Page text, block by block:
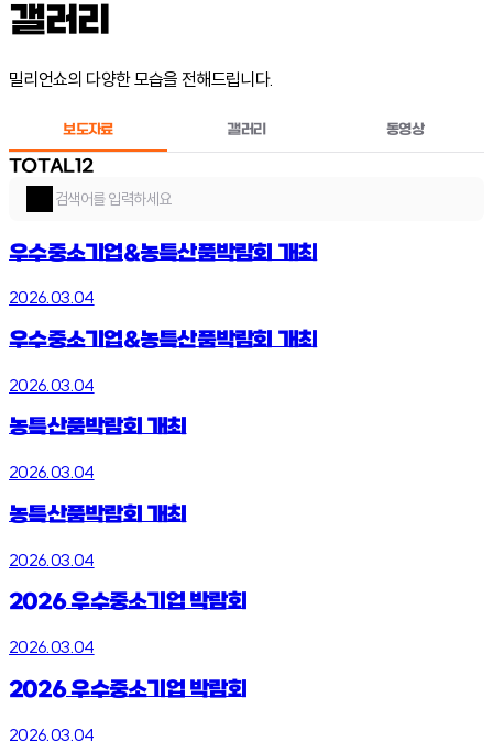
갤러리
밀리언쇼의 다양한 모습을 전해드립니다.
보도자료 갤러리 동영상
TOTAL12
우수중소기업&농특산품박람회 개최
2026.03.04
우수중소기업&농특산품박람회 개최
2026.03.04
농특산품박람회 개최
2026.03.04
농특산품박람회 개최
2026.03.04
2026 우수중소기업 박람회
2026.03.04
2026 우수중소기업 박람회
2026.03.04